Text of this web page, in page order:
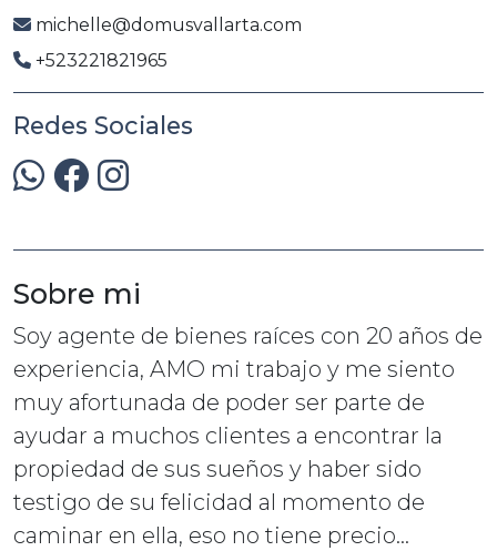
michelle@domusvallarta.com
+523221821965
Redes Sociales
Sobre mi
Soy agente de bienes raíces con 20 años de
experiencia, AMO mi trabajo y me siento
muy afortunada de poder ser parte de
ayudar a muchos clientes a encontrar la
propiedad de sus sueños y haber sido
testigo de su felicidad al momento de
caminar en ella, eso no tiene precio...